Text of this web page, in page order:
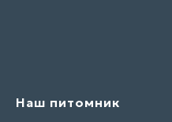
Наш питомник